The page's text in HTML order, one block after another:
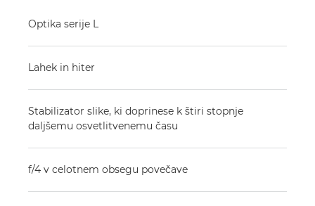
Optika serije L
Lahek in hiter
Stabilizator slike, ki doprinese k štiri stopnje
daljšemu osvetlitvenemu času
f/4 v celotnem obsegu povečave